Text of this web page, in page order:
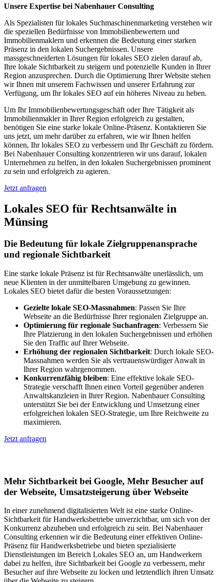
Unsere Expertise bei Nabenhauer Consulting
Als Spezialisten für lokales Suchmaschinenmarketing verstehen wir
die speziellen Bedürfnisse von Immobilienbewertern und
Immobilienmaklern und erkennen die Bedeutung einer starken
Präsenz in den lokalen Suchergebnissen. Unsere
massgeschneiderten Lösungen für lokales SEO zielen darauf ab,
Ihre lokale Sichtbarkeit zu steigern und potenzielle Kunden in Ihrer
Region anzusprechen. Durch die Optimierung Ihrer Website stehen
wir Ihnen mit unserem Fachwissen und unserer Erfahrung zur
Verfügung, um Ihr lokales SEO auf ein höheres Niveau zu heben.
Um Ihr Immobilienbewertungsgeschäft oder Ihre Tätigkeit als
Immobilienmakler in Ihrer Region erfolgreich zu gestalten,
benötigen Sie eine starke lokale Online-Präsenz. Kontaktieren Sie
uns jetzt, um mehr darüber zu erfahren, wie wir Ihnen helfen
können, Ihr lokales SEO zu verbessern und Ihr Geschäft zu fördern.
Bei Nabenhauer Consulting konzentrieren wir uns darauf, lokalen
Unternehmen zu helfen, in den lokalen Suchergebnissen prominent
zu sein und erfolgreich zu agieren.
Jetzt anfragen
Lokales SEO für Rechtsanwälte in
Münsing
Die Bedeutung für lokale Zielgruppenansprache
und regionale Sichtbarkeit
Eine starke lokale Präsenz ist für Rechtsanwälte unerlässlich, um
neue Klienten in der unmittelbaren Umgebung zu gewinnen.
Lokales SEO bietet dafür die besten Voraussetzungen:
Gezielte lokale SEO-Massnahmen: Passen Sie Ihre
Webseite an die Bedürfnisse Ihrer regionalen Zielgruppe an.
Optimierung für regionale Suchanfragen: Verbessern Sie
Ihre Platzierung in den lokalen Suchergebnissen und erhöhen
Sie den Traffic auf Ihrer Webseite.
Erhöhung der regionalen Sichtbarkeit: Durch lokale SEO-
Massnahmen werden Sie als vertrauenswürdiger Anwalt in
Ihrer Region wahrgenommen.
Konkurrenzfähig bleiben: Eine effektive lokale SEO-
Strategie verschafft Ihnen einen Vorteil gegenüber anderen
Anwaltskanzleien in Ihrer Region. Nabenhauer Consulting
unterstützt Sie bei der Entwicklung und Umsetzung einer
erfolgreichen lokalen SEO-Strategie, um Ihre Reichweite zu
maximieren.
Jetzt anfragen
Mehr Sichtbarkeit bei Google, Mehr Besucher auf
der Webseite, Umsatzsteigerung über Webseite
In einer zunehmend digitalisierten Welt ist eine starke Online-
Sichtbarkeit für Handwerksbetriebe unverzichtbar, um sich von der
Konkurrenz abzuheben und erfolgreich zu sein. Bei Nabenhauer
Consulting erkennen wir die Bedeutung einer effektiven Online-
Präsenz für Handwerksbetriebe und bieten spezialisierte
Dienstleistungen im Bereich Lokales SEO an, um Handwerkern
dabei zu helfen, ihre Sichtbarkeit bei Google zu verbessern, mehr
Besucher auf ihre Webseite zu locken und letztendlich ihren Umsatz